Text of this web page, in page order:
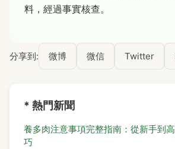
料，經過事實核查。
分享到: 微博 微信 Twitter
* 熱門新聞
養多肉注意事項完整指南：從新手到
巧